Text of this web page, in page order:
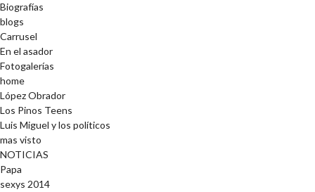
Biografías
blogs
Carrusel
En el asador
Fotogalerías
home
López Obrador
Los Pinos Teens
Luis Miguel y los políticos
mas visto
NOTICIAS
Papa
sexys 2014